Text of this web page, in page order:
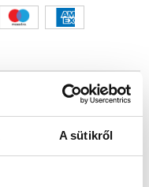
A sütikről